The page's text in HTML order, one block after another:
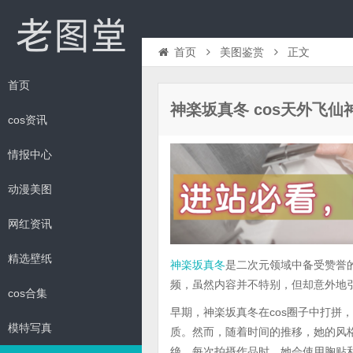
首页
cos资讯
情报中心
动漫美图
网红资讯
精选壁纸
cos合集
模特写真
首页 美图鉴赏 正文
神楽坂真冬 cos天外飞仙
神楽坂真冬是二次元领域中备受赞誉
频，虽然内容并不特别，但却意外地
早期，神楽坂真冬在cos圈子中打拼
质。然而，随着时间的推移，她的